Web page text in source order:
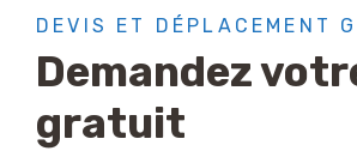
DEVIS ET DÉPLACEMENT
Demandez
gratuit